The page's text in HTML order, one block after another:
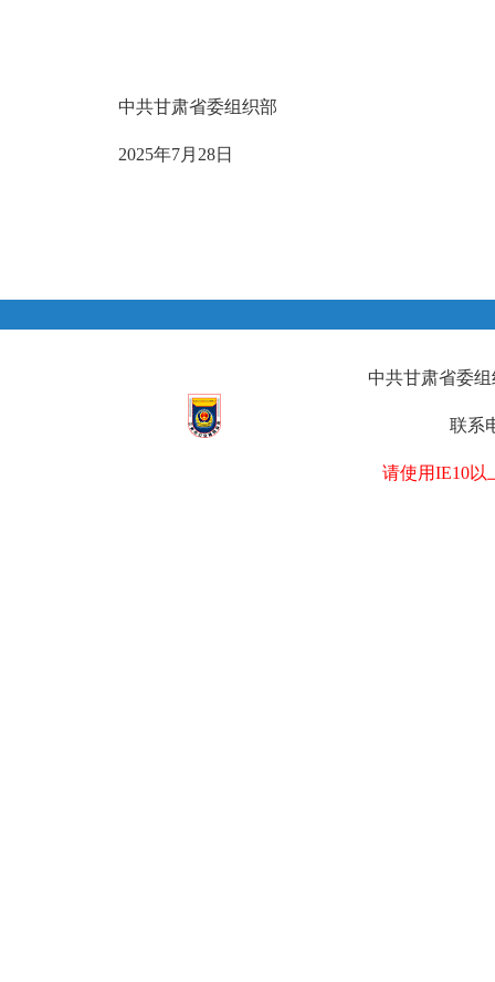
中共甘肃省委组织部
2025年7月28日
中共甘肃省委
联系
请使用IE10以